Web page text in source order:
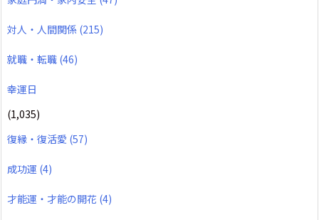
対人・人間関係 (215)
就職・転職 (46)
幸運日
(1,035)
復縁・復活愛 (57)
成功運 (4)
才能運・才能の開花 (4)